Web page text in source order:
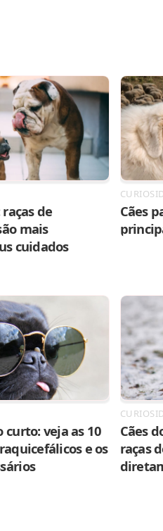
de
mais
cuidados
Cães
curto: veja as 10
e os
Cães
raças